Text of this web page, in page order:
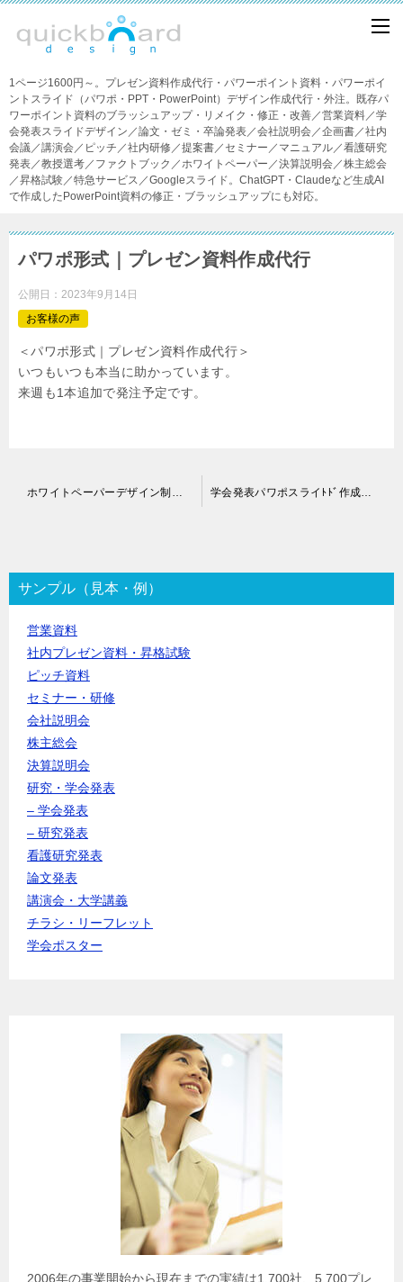
1ページ1600円～。プレゼン資料作成代行・パワーポイント資料・パワーポイ
ントスライド（パワポ・PPT・PowerPoint）デザイン作成代行・外注。既存パ
ワーポイント資料のブラッシュアップ・リメイク・修正・改善／営業資料／学
会発表スライドデザイン／論文・ゼミ・卒論発表／会社説明会／企画書／社内
会議／講演会／ピッチ／社内研修／提案書／セミナー／マニュアル／看護研究
発表／教授選考／ファクトブック／ホワイトペーパー／決算説明会／株主総会
／昇格試験／特急サービス／Googleスライド。ChatGPT・Claudeなど生成AI
で作成したPowerPoint資料の修正・ブラッシュアップにも対応。
パワポ形式｜プレゼン資料作成代行
公開日： 2023年9月14日
お客様の声
＜パワポ形式｜プレゼン資料作成代行＞
いつもいつも本当に助かっています。
来週も1本追加で発注予定です。
ゲ
ー
シ
サンプル（見本・例）
営業資料
社内プレゼン資料・昇格試験
ピッチ資料
セミナー・研修
会社説明会
株主総会
決算説明会
研究・学会発表
– 学会発表
– 研究発表
看護研究発表
論文発表
講演会・大学講義
チラシ・リーフレット
学会ポスター
2006年の事業開始から現在までの実績は1,700社、5,700プレ